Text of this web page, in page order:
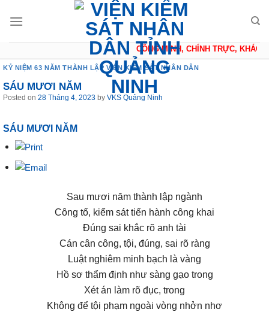
CÔNG MINH, CHÍNH TRỰC, KHÁCH
KỶ NIỆM 63 NĂM THÀNH LẬP VIỆN KIỂM SÁT NHÂN DÂN
SÁU MƯƠI NĂM
Posted on 28 Tháng 4, 2023 by VKS Quảng Ninh
SÁU MƯƠI NĂM
Sau mươi năm thành lập ngành
Công tố, kiểm sát tiến hành công khai
Đúng sai khắc rõ anh tài
Cán cân công, tội, đúng, sai rõ ràng
Luật nghiêm minh bạch là vàng
Hồ sơ thẩm định như sàng gạo trong
Xét án làm rõ đục, trong
Không để tội phạm ngoài vòng nhởn nhơ